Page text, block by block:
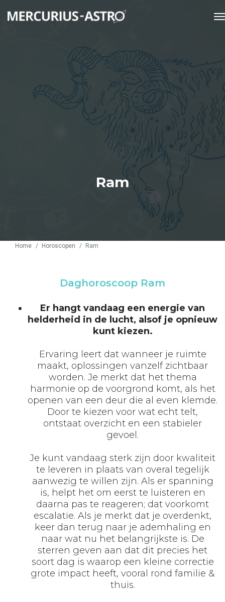
Ram
Home Horoscopen Ram
Daghoroscoop Ram
Er hangt vandaag een energie van
helderheid in de lucht, alsof je opnieuw
kunt kiezen.
Ervaring leert dat wanneer je ruimte
maakt, oplossingen vanzelf zichtbaar
worden. Je merkt dat het thema
harmonie op de voorgrond komt, als het
openen van een deur die al even klemde.
Door te kiezen voor wat echt telt,
ontstaat overzicht en een stabieler
gevoel.
Je kunt vandaag sterk zijn door kwaliteit
te leveren in plaats van overal tegelijk
aanwezig te willen zijn. Als er spanning
is, helpt het om eerst te luisteren en
daarna pas te reageren; dat voorkomt
escalatie. Als je merkt dat je overdenkt,
keer dan terug naar je ademhaling en
naar wat nu het belangrijkste is. De
sterren geven aan dat dit precies het
soort dag is waarop een kleine correctie
grote impact heeft, vooral rond familie &
thuis.